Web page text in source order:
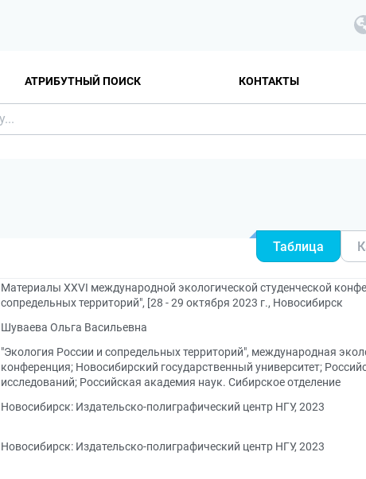
АТРИБУТНЫЙ ПОИСК КОНТАКТЫ
Таблица
Материалы XXVI международной экологической студенческой
сопредельных территорий", [28 - 29 октября 2023 г., Новосибирск
Шуваева Ольга Васильевна
"Экология России и сопредельных территорий", международная
конференция; Новосибирский государственный университет;
исследований; Российская академия наук. Сибирское отделение
Новосибирск: Издательско-полиграфический центр НГУ, 2023
Новосибирск: Издательско-полиграфический центр НГУ, 2023